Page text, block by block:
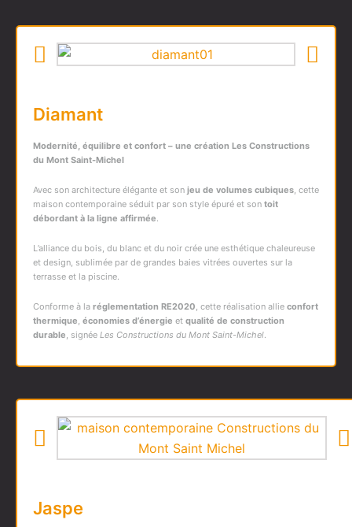
Diamant
Modernité, équilibre et confort – une création Les Constructions
du Mont Saint-Michel
Avec son architecture élégante et son jeu de volumes cubiques, cette
maison contemporaine séduit par son style épuré et son toit
débordant à la ligne affirmée.
L’alliance du bois, du blanc et du noir crée une esthétique chaleureuse
et design, sublimée par de grandes baies vitrées ouvertes sur la
terrasse et la piscine.
Conforme à la réglementation RE2020, cette réalisation allie confort
thermique, économies d’énergie et qualité de construction
durable, signée Les Constructions du Mont Saint-Michel.
Jaspe